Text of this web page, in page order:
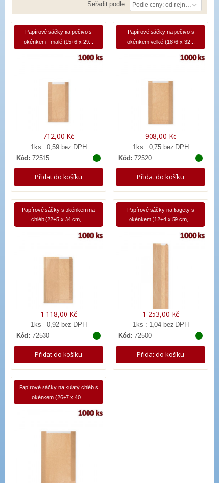
1 337,00 Kč
Seřadit podle Podle ceny: od nejnižší
Papírové sáčky na pečivo s
okénkem - malé (15+6 x 29...
712,00 Kč
1ks : 0,59 bez DPH
Kód: 72515
Přidat do košíku
Papírové sáčky na pečivo s
okénkem velké (18+6 x 32...
908,00 Kč
1ks : 0,75 bez DPH
Kód: 72520
Přidat do košíku
Papírové sáčky s okénkem na
chléb (22+5 x 34 cm,...
1 118,00 Kč
1ks : 0,92 bez DPH
Kód: 72530
Přidat do košíku
Papírové sáčky na bagety s
okénkem (12+4 x 59 cm,...
1 253,00 Kč
1ks : 1,04 bez DPH
Kód: 72500
Přidat do košíku
Papírové sáčky na kulatý chléb s
okénkem (26+7 x 40...